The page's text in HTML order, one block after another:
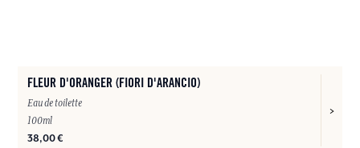
FLEUR D'ORANGER (FIORI D'ARANCIO)
Eau de toilette
100ml
38,00 €